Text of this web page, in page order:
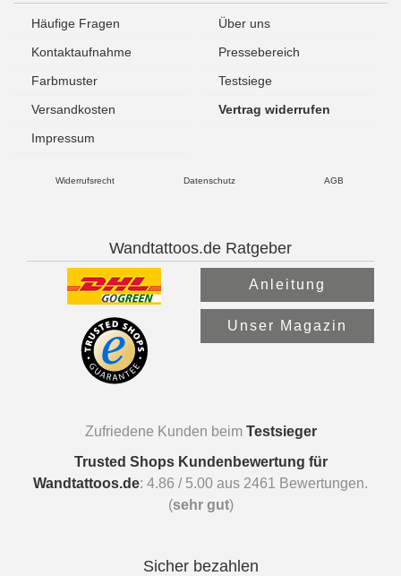
Häufige Fragen
Über uns
Kontaktaufnahme
Pressebereich
Farbmuster
Testsiege
Versandkosten
Vertrag widerrufen
Impressum
Widerrufsrecht Datenschutz AGB
Wandtattoos.de Ratgeber
Anleitung
Unser Magazin
Zufriedene Kunden beim Testsieger
Trusted Shops Kundenbewertung für
Wandtattoos.de: 4.86 / 5.00 aus 2461
Bewertungen.
(sehr gut)
Sicher bezahlen